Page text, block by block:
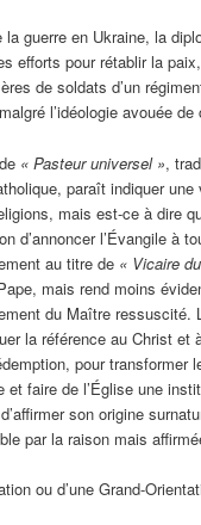
la guerre en Ukraine, la
efforts pour rétablir la
de soldats d’un
l’idéologie avouée de
« Pasteur universel »,
paraît indiquer
mais est-ce à dire
d’annoncer l’Évangile à
au titre de « Vicaire
mais rend moins
du Maître ressuscité.
la référence au Christ et
pour transformer
et faire de l’Église une
son origine
par la raison mais
ou d’une Grand-